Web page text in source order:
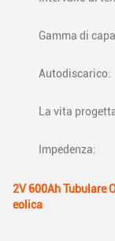
Gamma di
Autodiscarico:
La vita
Impedenza:
2V 600Ah Tubulare
eolica